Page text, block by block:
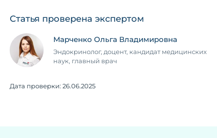
Статья проверена экспертом
Марченко Ольга Владимировна
Эндокринолог, доцент, кандидат медицинских
наук, главный врач
Дата проверки: 26.06.2025